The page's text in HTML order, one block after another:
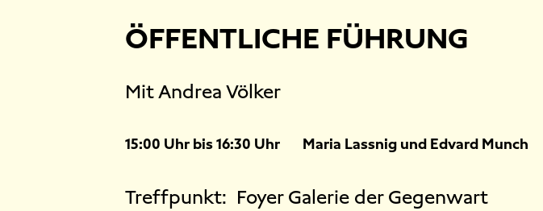
ÖFFENTLICHE FÜHRUNG
Mit Andrea Völker
15:00 Uhr bis 16:30 Uhr Maria Lassnig und Edvard Munch
Treffpunkt: Foyer Galerie der Gegenwart